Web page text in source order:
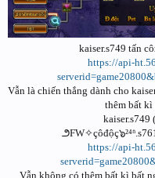
kaiser.s749 tấn
https://api-
Vẫn là chiến thắng dành cho
thêm bất kì
kaiser.s749
౨FW✧çôđộç๖
https://api-
Vẫn không có thêm bất kì bất